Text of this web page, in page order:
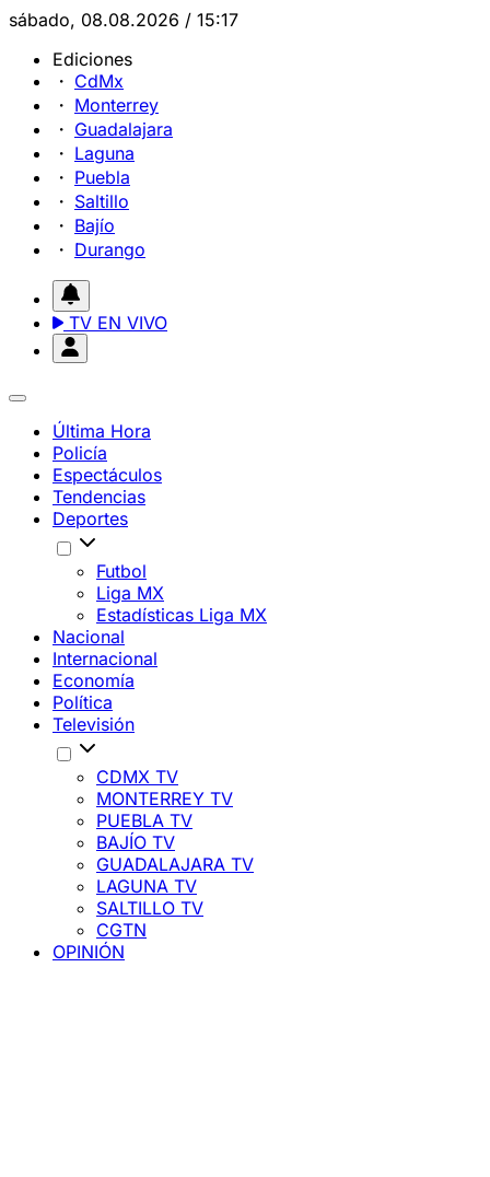
sábado, 08.08.2026 / 15:17
Ediciones
CdMx
Monterrey
Guadalajara
Laguna
Puebla
Saltillo
Bajío
Durango
TV EN VIVO
Última Hora
Policía
Espectáculos
Tendencias
Deportes
Futbol
Liga MX
Estadísticas Liga MX
Nacional
Internacional
Economía
Política
Televisión
CDMX TV
MONTERREY TV
PUEBLA TV
BAJÍO TV
GUADALAJARA TV
LAGUNA TV
SALTILLO TV
CGTN
OPINIÓN